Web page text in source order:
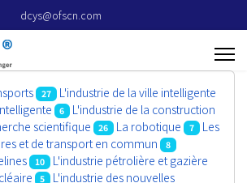
dcys@ofscn.com
27 L'industrie de la ville intelligente
6
L'industrie de la construction
scientifique 26 La robotique 7
Les
et de transport en commun
8
10 L'industrie pétrolière et gazière
5
L'industrie des nouvelles